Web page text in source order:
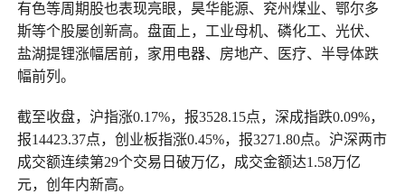
有色等周期股也表现亮眼，昊华能源、兖州煤业、鄂尔多
斯等个股屡创新高。盘面上，工业母机、磷化工、光伏、
盐湖提锂涨幅居前，家用电器、房地产、医疗、半导体跌
幅前列。
截至收盘，沪指涨0.17%，报3528.15点，深成指跌0.09%，
报14423.37点，创业板指涨0.45%，报3271.80点。沪深两市
成交额连续第29个交易日破万亿，成交金额达1.58万亿
元，创年内新高。